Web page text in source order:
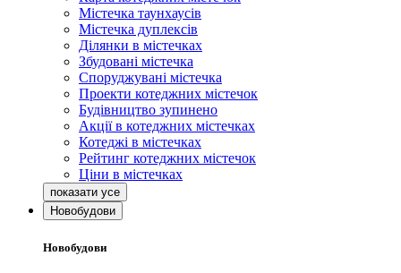
Містечка таунхаусів
Містечка дуплексів
Ділянки в містечках
Збудовані містечка
Споруджувані містечка
Проекти котеджних містечок
Будівництво зупинено
Акції в котеджних містечках
Котеджі в містечках
Рейтинг котеджних містечок
Ціни в містечках
Новобудови
Новобудови